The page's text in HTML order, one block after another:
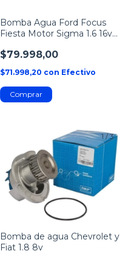
Bomba Agua Ford Focus
Fiesta Motor Sigma 1.6 16v
$79.998,00
$71.998,20 con Efectivo
1/3
Bomba de agua Chevrolet y
Fiat 1.8 8v